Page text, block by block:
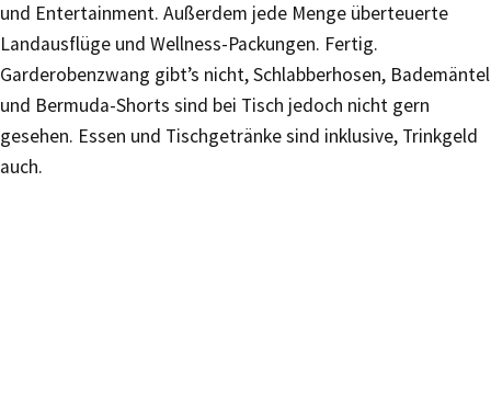
und Entertainment. Außerdem jede Menge überteuerte
Landausflüge und Wellness-Packungen. Fertig.
Garderobenzwang gibt’s nicht, Schlabberhosen, Bademäntel
und Bermuda-Shorts sind bei Tisch jedoch nicht gern
gesehen. Essen und Tischgetränke sind inklusive, Trinkgeld
auch.